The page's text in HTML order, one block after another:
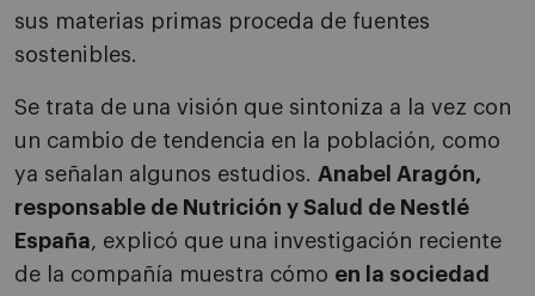
sus materias primas proceda de fuentes
sostenibles.
Se trata de una visión que sintoniza a la vez con
un cambio de tendencia en la población, como
ya señalan algunos estudios. Anabel Aragón,
responsable de Nutrición y Salud de Nestlé
España, explicó que una investigación reciente
de la compañía muestra cómo en la sociedad